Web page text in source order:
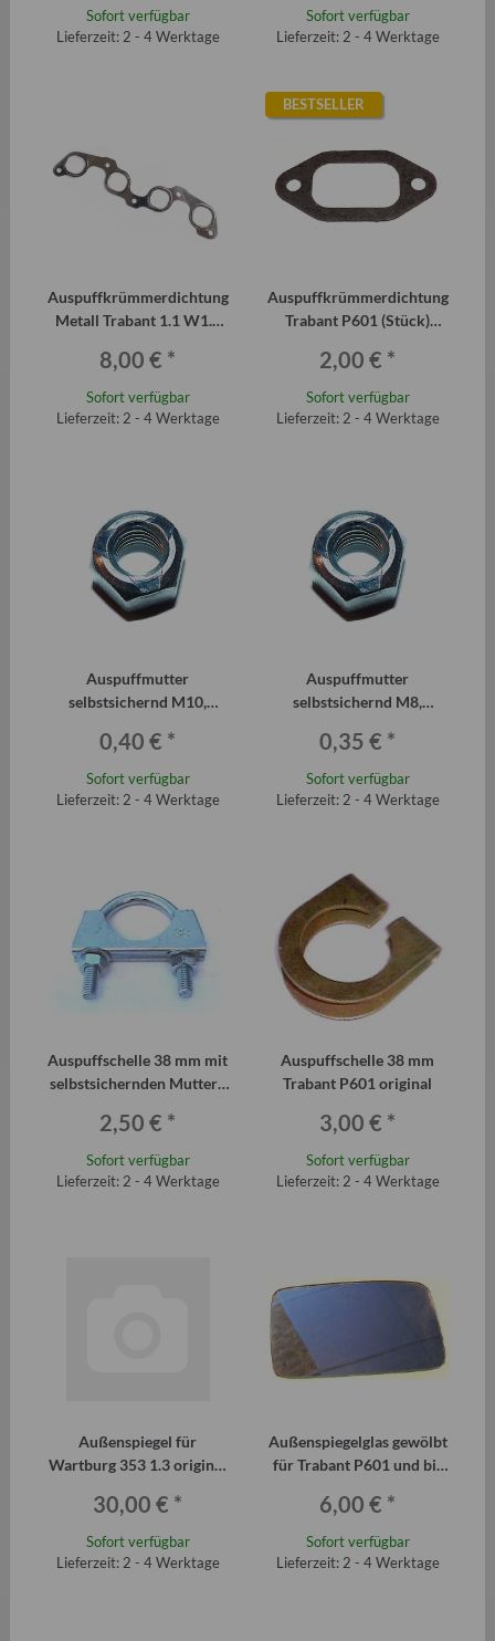
Sofort verfügbar
Lieferzeit: 2 - 4 Werktage
Sofort verfügbar
Lieferzeit: 2 - 4 Werktage
Auspuffkrümmerdichtung
Metall Trabant 1.1 W1.3
8,00 € *
Sofort verfügbar
Lieferzeit: 2 - 4 Werktage
BESTSELLER
Auspuffkrümmerdichtung
Trabant P601 (Stück)
2,00 € *
Sofort verfügbar
Lieferzeit: 2 - 4 Werktage
Auspuffmutter
selbstsichernd M10,
0,40 € *
Sofort verfügbar
Lieferzeit: 2 - 4 Werktage
Auspuffmutter
selbstsichernd M8,
0,35 € *
Sofort verfügbar
Lieferzeit: 2 - 4 Werktage
Auspuffschelle 38 mm mit
selbstsichernden Muttern
2,50 € *
Sofort verfügbar
Lieferzeit: 2 - 4 Werktage
Auspuffschelle 38 mm
Trabant P601 original
3,00 € *
Sofort verfügbar
Lieferzeit: 2 - 4 Werktage
Außenspiegel für
Wartburg 353 1.3 original
30,00 € *
Sofort verfügbar
Lieferzeit: 2 - 4 Werktage
Außenspiegelglas gewölbt
für Trabant P601 und bis
6,00 € *
Sofort verfügbar
Lieferzeit: 2 - 4 Werktage